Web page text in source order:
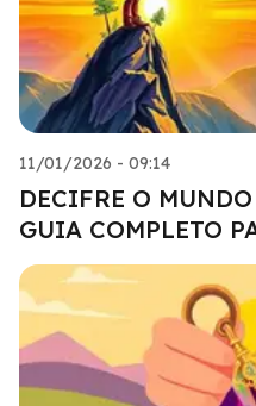
11/01/2026 - 09:14
DECIFRE O
GUIA COMPLETO